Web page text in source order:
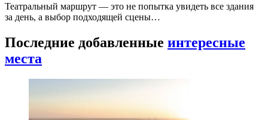
Театральный маршрут — это не попытка увидеть все здания
за день, а выбор подходящей сцены…
Последние добавленные интересные
места